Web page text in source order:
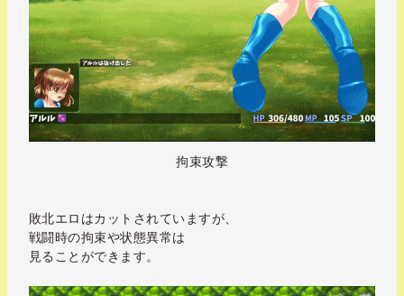
拘束攻撃
敗北エロはカットされていますが、
戦闘時の拘束や状態異常は
見ることができます。